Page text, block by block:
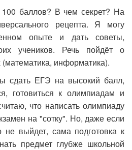
баллов? В чем секрет? На
рецепта. Я могу
опыте и дать советы,
учеников. Речь пойдёт о
(математика, информатика).
ЕГЭ на высокий балл,
готовиться к олимпиадам и
что написать олимпиаду
на "сотку". Но, даже если
не выйдет, сама подготовка к
предмет глубже школьной